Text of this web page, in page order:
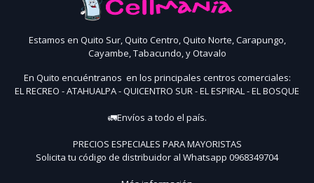
Estamos en Quito Sur, Quito Centro, Quito Norte, Carapungo,
Cayambe, Tabacundo, y Otavalo
En Quito encuéntranos en los principales centros comerciales:
EL RECREO - ATAHUALPA - QUICENTRO SUR - EL ESPIRAL - EL BOSQUE
🚛Envíos a todo el país.
PRECIOS ESPECIALES PARA MAYORISTAS
Solicita tu código de distribuidor al Whatsapp 0968349704